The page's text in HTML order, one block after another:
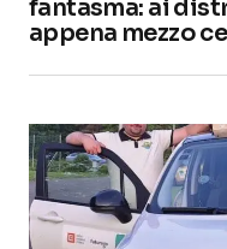
fantasma: ai
appena mezzo